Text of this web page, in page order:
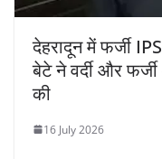
देहरादून में फर्जी
बेटे ने वर्दी और
की
16 July 2026